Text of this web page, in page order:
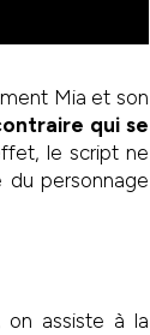
Mia et son
qui se
le script ne
personnage
assiste à la